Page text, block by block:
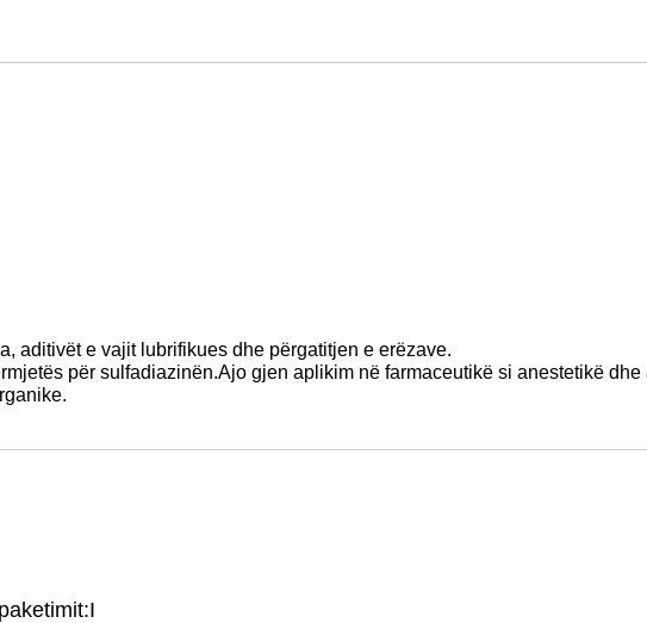
aditivët e vajit lubrifikues dhe përgatitjen e erëzave.
për sulfadiazinën.Ajo gjen aplikim në farmaceutikë si anestetikë dhe